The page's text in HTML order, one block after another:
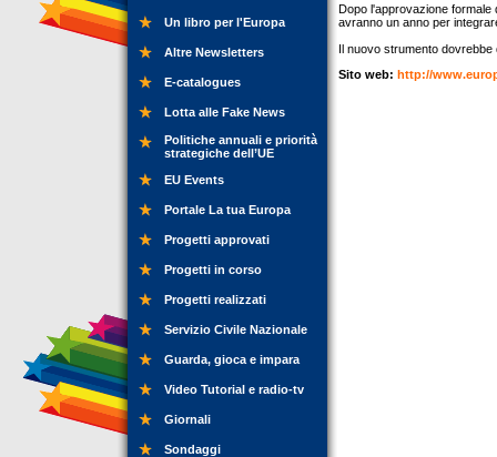
Un libro per l'Europa
Altre Newsletters
E-catalogues
Lotta alle Fake News
Politiche annuali e priorità
strategiche dell’UE
EU Events
Portale La tua Europa
Progetti approvati
Progetti in corso
Progetti realizzati
Servizio Civile Nazionale
Guarda, gioca e impara
Video Tutorial e radio-tv
Giornali
Sondaggi
Dopo l'approvazione formale
avranno un anno per
Il nuovo strumento dovrebbe
Sito web: http://